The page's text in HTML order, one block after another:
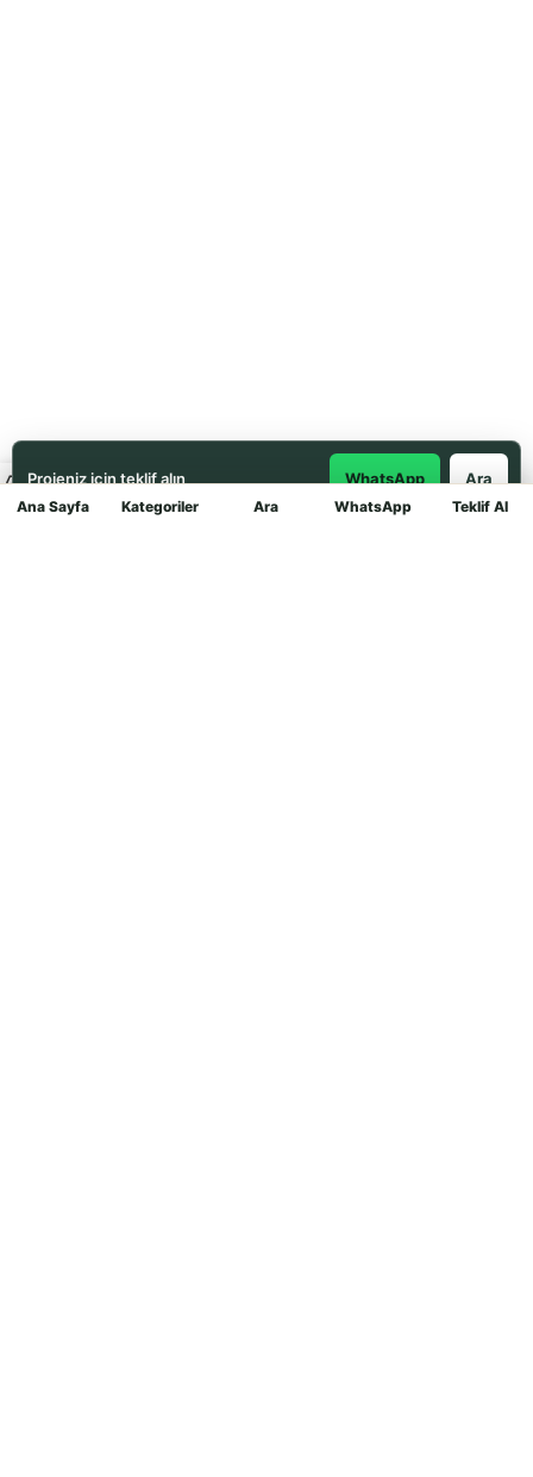
Ana Sayfa Kategoriler Ara WhatsApp Teklif Al
Projeniz için teklif alın WhatsApp Ara